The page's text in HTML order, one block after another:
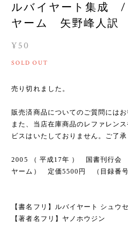
ルバイヤート集成
ヤーム 矢野峰人訳
¥50
SOLD OUT
売り切れました。
販売済商品についてのご質問にはお
また、当店在庫商品のレファレン
ビスはいたしておりません。ご了承
2005 （ 平成17年 ） 国書刊行会
ヤーム） 定価5500円 （目録番号
【書名フリ】ルバイヤート シュウ
【著者名フリ】ヤノホウジン